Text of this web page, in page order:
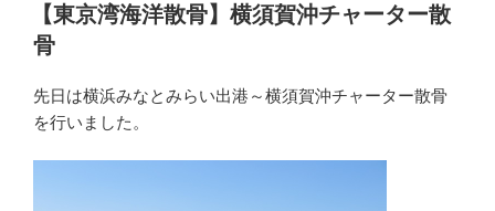
日:【東京湾海洋散骨】横須賀沖チャーター散
骨
先日は横浜みなとみらい出港～横須賀沖チャーター散骨
を行いました。